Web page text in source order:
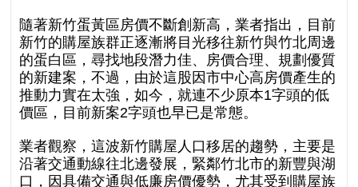
隨著新竹蛋黃區房價不斷創新高，業者指出，目前
新竹的購屋族群正逐漸將目光移往新竹與竹北周邊
的蛋白區，尋找地段潛力佳、房價合理、規劃優質
的新建案，不過，由於這股因市中心高房價產生的
推動力實在太強，如今，就連不少原本1字頭的低
價區，目前新案2字頭也早已是常態。
業者觀察，這波新竹購屋人口移居的趨勢，主要是
沿著交通動線往北邊發展，緊鄰竹北市的新豐與湖
口，因具備交通與低廉房價優勢，尤其受到購屋族